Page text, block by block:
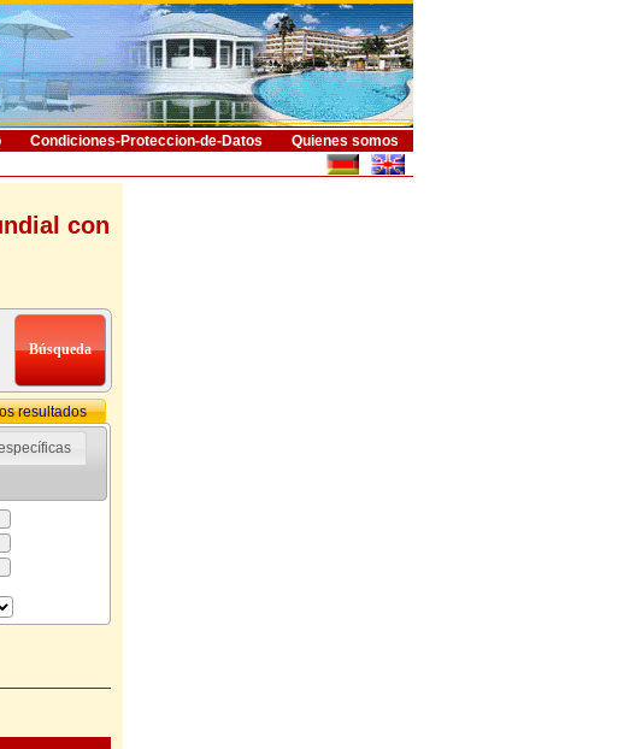
Condiciones-Proteccion-de-Datos Quienes somos
con
resultados